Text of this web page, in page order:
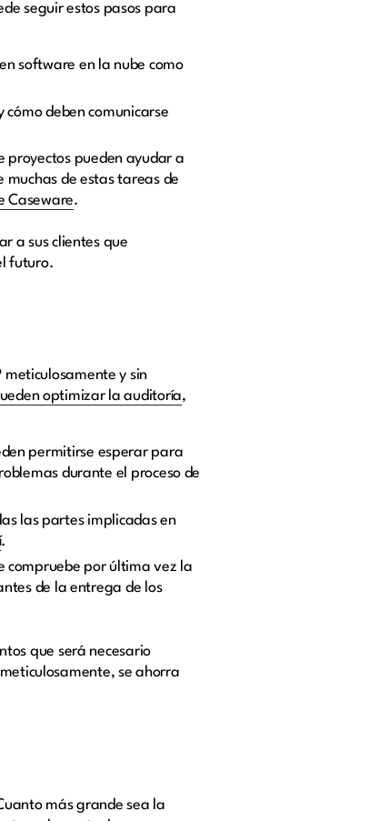
seguir estos pasos para
software en la nube como
deben comunicarse
proyectos pueden ayudar a
de estas tareas de
Caseware.
a sus clientes que
futuro.
y sin
optimizar la auditoría,
permitirse esperar para
durante el proceso de
las partes implicadas en
.
compruebe por última vez la
de la entrega de los
que será necesario
se ahorra
más grande sea la